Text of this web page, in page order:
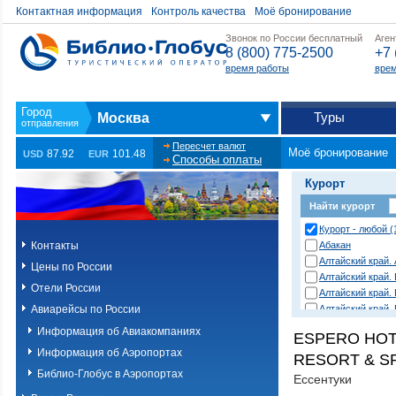
Контактная информация Контроль качества Моё бронирование
Звонок по России бесплатный
8 (800) 775-2500
время работы
+7
Москва Туры
USD 87.92 EUR 101.48
Пересчет валют
Способы оплаты
Моё бронирование
Контакты
Цены по России
Отели России
Авиарейсы по России
Информация об Авиакомпаниях
Информация об Аэропортах
Библио-Глобус в Аэропортах
Курорт
Найти курорт
Курорт - любой
Абакан
Алтайский край.
Алтайский край.
Алтайский
Алтайский
Анапа
Анапа
Анапа
ESPERO
RESORT &
Ессентуки